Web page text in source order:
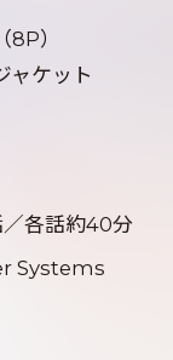
8P）
ャケット
各話約40分
Systems